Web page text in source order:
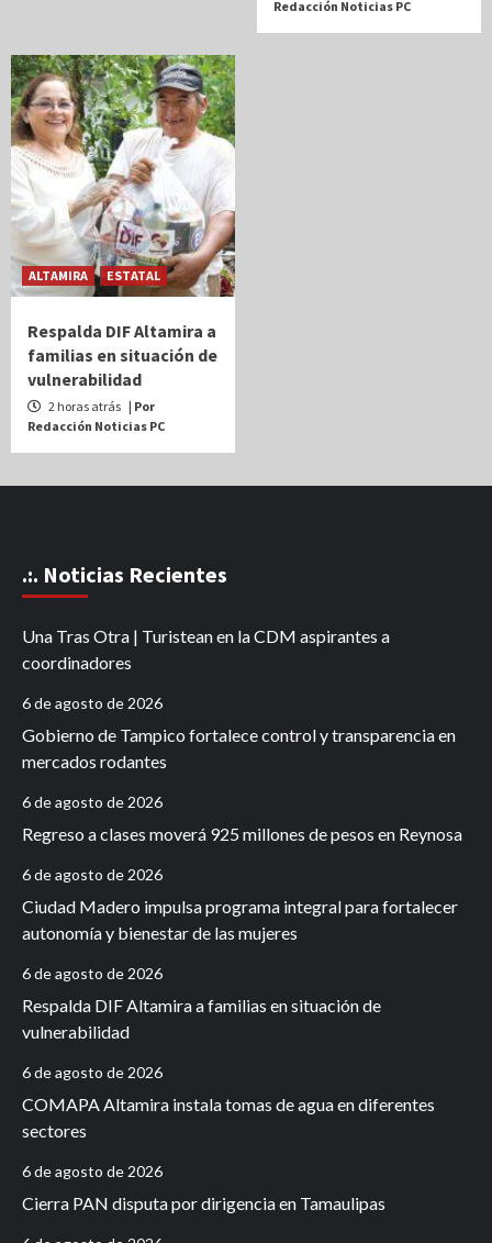
Redacción Noticias PC
ALTAMIRA ESTATAL
Respalda DIF Altamira a
familias en situación de
vulnerabilidad
2 horas atrás | Por
Redacción Noticias PC
.:. Noticias Recientes
Una Tras Otra | Turistean en la CDM aspirantes a
coordinadores
6 de agosto de 2026
Gobierno de Tampico fortalece control y transparencia en
mercados rodantes
6 de agosto de 2026
Regreso a clases moverá 925 millones de pesos en Reynosa
6 de agosto de 2026
Ciudad Madero impulsa programa integral para fortalecer
autonomía y bienestar de las mujeres
6 de agosto de 2026
Respalda DIF Altamira a familias en situación de
vulnerabilidad
6 de agosto de 2026
COMAPA Altamira instala tomas de agua en diferentes
sectores
6 de agosto de 2026
Cierra PAN disputa por dirigencia en Tamaulipas